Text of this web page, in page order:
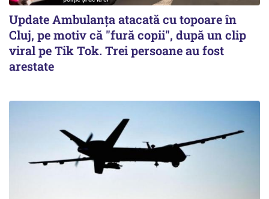
Update Ambulanța atacată cu topoare în
Cluj, pe motiv că "fură copii", după un clip
viral pe Tik Tok. Trei persoane au fost
arestate